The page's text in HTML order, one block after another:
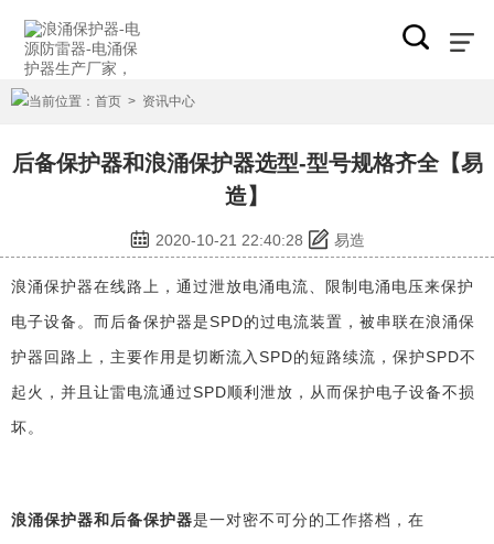
当前位置： 首页 > 资讯中心
后备保护器和浪涌保护器选型-型号规格齐全【易
造】
2020-10-21 22:40:28 易造
浪涌保护器在线路上，通过泄放电涌电流、限制电涌电压来保护
电子设备。而后备保护器是SPD的过电流装置，被串联在浪涌保
护器回路上，主要作用是切断流入SPD的短路续流，保护SPD不
起火，并且让雷电流通过SPD顺利泄放，从而保护电子设备不损
坏。
浪涌保护器和后备保护器是一对密不可分的工作搭档，在